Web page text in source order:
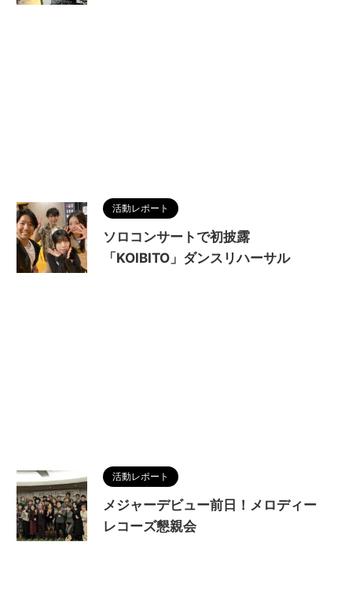
活動レポート
ソロコンサートで初披露
「KOIBITO」ダンスリハーサル
活動レポート
メジャーデビュー前日！メロディー
レコーズ懇親会